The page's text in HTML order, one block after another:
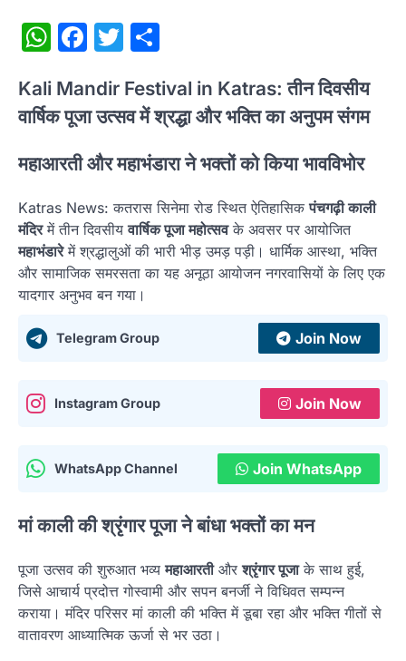
WhatsApp
Facebook
Twitter
Kali Mandir Festival in Katras: तीन दिवसीय
वार्षिक पूजा उत्सव में श्रद्धा और भक्ति का अनुपम संगम
महाआरती और महाभंडारा ने भक्तों को किया भावविभोर
Katras News: कतरास सिनेमा रोड स्थित ऐतिहासिकपंचगढ़ी काली
मंदिरमें तीन दिवसीयवार्षिक पूजा महोत्सवके अवसर पर आयोजित
महाभंडारेमें श्रद्धालुओं की भारी भीड़ उमड़ पड़ी। धार्मिक आस्था, भक्ति
और सामाजिक समरसता का यह अनूठा आयोजन नगरवासियों के लिए एक
यादगार अनुभव बन गया।
Telegram Group Join Now
Instagram Group Join Now
WhatsApp Channel Join WhatsApp
मां काली की श्रृंगार पूजा ने बांधा भक्तों का मन
पूजा उत्सव की शुरुआत भव्यमहाआरतीऔरश्रृंगार पूजाके साथ हुई,
जिसे आचार्य प्रदोत्त गोस्वामी और सपन बनर्जी ने विधिवत सम्पन्न
कराया। मंदिर परिसर मां काली की भक्ति में डूबा रहा और भक्ति गीतों से
वातावरण आध्यात्मिक ऊर्जा से भर उठा।